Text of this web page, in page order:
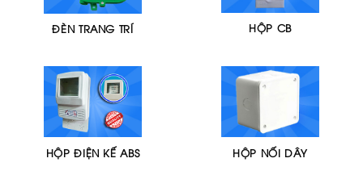
ĐÈN TRANG TRÍ HỘP CB
HỘP ĐIỆN KẾ ABS HỘP NỐI DÂY